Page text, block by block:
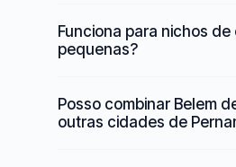
Funciona para nichos
pequenas?
Posso combinar Belem
outras cidades de